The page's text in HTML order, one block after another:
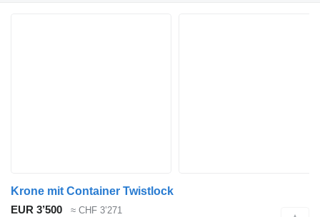
Krone mit Container Twistlock
EUR 3’500
≈ CHF 3’271